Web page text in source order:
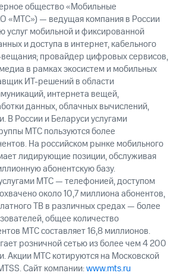
общество «Мобильные
«МТС») — ведущая компания в России
услуг мобильной и фиксированной
и доступа в интернет, кабельного
вещания; провайдер цифровых сервисов,
в рамках экосистем и мобильных
ИТ-решений в области
интернета вещей,
данных, облачных вычислений,
В России и Беларуси услугами
МТС пользуются более
На российском рынке мобильного
лидирующие позиции, обслуживая
абонентскую базу.
МТС — телефонией, доступом
около 10,7 миллиона абонентов,
ТВ в различных средах — более
общее количество
МТС составляет 16,8 миллионов.
розничной сетью из более чем 4 200
Акции МТС котируются на Московской
Сайт компании:www.mts.ru